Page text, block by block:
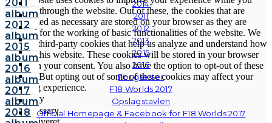
2014
2011
2012
2013
2015
2016
For gæster
F18 Worlds 2017
Opslagstavlen
Official Homepage & Facebook for F18 Worlds 2017
2011
album
2012
album
2015
album
2016
album
2017
album
2018
navigate through the website. Out of these, the cookies that are
categorized as necessary are stored on your browser as they are
essential for the working of basic functionalities of the website. We
also use third-party cookies that help us analyze and understand how
you use this website. These cookies will be stored in your browser
only with your consent. You also have the option to opt-out of these
cookies. But opting out of some of these cookies may affect your
browsing experience.
Necessary
Necessary